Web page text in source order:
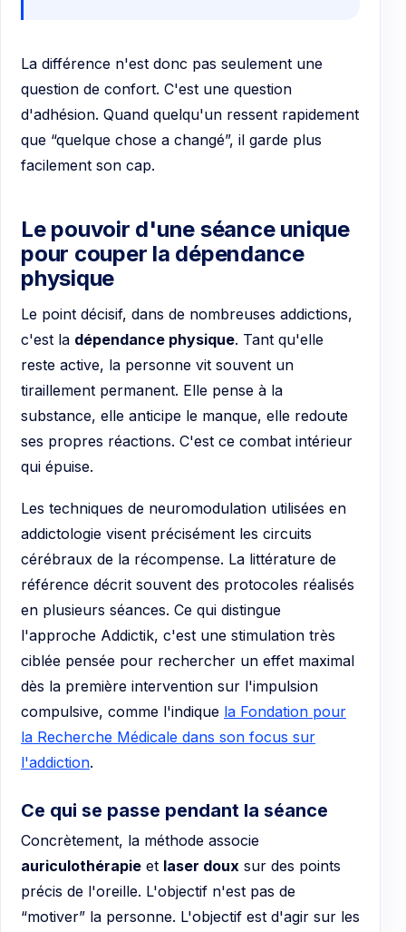
La différence n'est donc pas seulement une
question de confort. C'est une question
d'adhésion. Quand quelqu'un ressent rapidement
que “quelque chose a changé”, il garde plus
facilement son cap.
Le pouvoir d'une séance unique
pour couper la dépendance
physique
Le point décisif, dans de nombreuses addictions,
c'est la dépendance physique. Tant qu'elle
reste active, la personne vit souvent un
tiraillement permanent. Elle pense à la
substance, elle anticipe le manque, elle redoute
ses propres réactions. C'est ce combat intérieur
qui épuise.
Les techniques de neuromodulation utilisées en
addictologie visent précisément les circuits
cérébraux de la récompense. La littérature de
référence décrit souvent des protocoles réalisés
en plusieurs séances. Ce qui distingue
l'approche Addictik, c'est une stimulation très
ciblée pensée pour rechercher un effet maximal
dès la première intervention sur l'impulsion
compulsive, comme l'indique la Fondation pour
la Recherche Médicale dans son focus sur
l'addiction.
Ce qui se passe pendant la séance
Concrètement, la méthode associe
auriculothérapie et laser doux sur des points
précis de l'oreille. L'objectif n'est pas de
“motiver” la personne. L'objectif est d'agir sur les